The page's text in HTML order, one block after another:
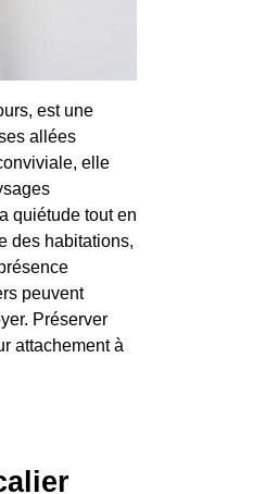
est une
allées
elle
quiétude tout en
des habitations,
peuvent
Préserver
attachement à